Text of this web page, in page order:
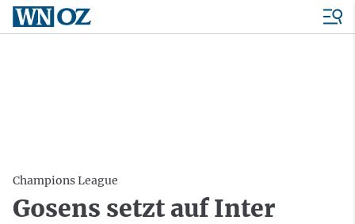
Champions League
Gosens setzt auf Inter